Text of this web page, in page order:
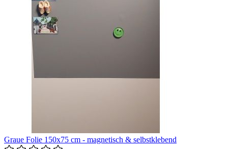
Graue Folie 150x75 cm - magnetisch & selbstklebend